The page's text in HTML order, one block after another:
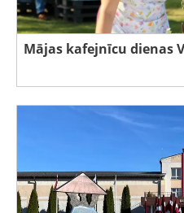
Mājas kafejnīcu dienas